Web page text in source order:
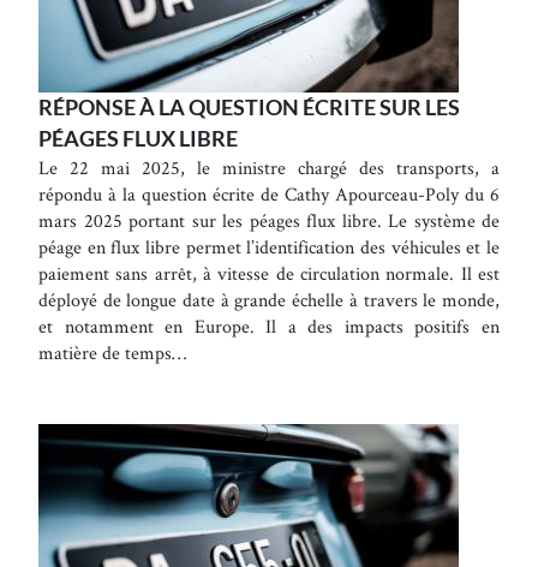
RÉPONSE À LA QUESTION ÉCRITE SUR LES
PÉAGES FLUX LIBRE
Le 22 mai 2025, le ministre chargé des transports, a
répondu à la question écrite de Cathy Apourceau-Poly du 6
mars 2025 portant sur les péages flux libre. Le système de
péage en flux libre permet l’identification des véhicules et le
paiement sans arrêt, à vitesse de circulation normale. Il est
déployé de longue date à grande échelle à travers le monde,
et notamment en Europe. Il a des impacts positifs en
matière de temps…